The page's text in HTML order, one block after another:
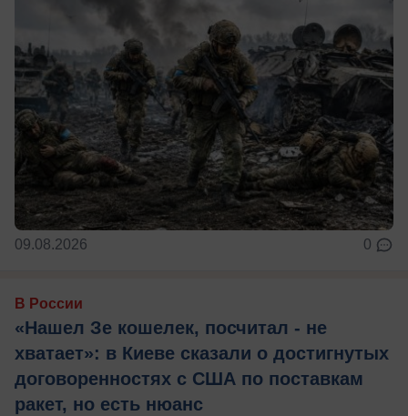
09.08.2026 0
В России
«Нашел Зе кошелек, посчитал - не
хватает»: в Киеве сказали о достигнутых
договоренностях с США по поставкам
ракет, но есть нюанс